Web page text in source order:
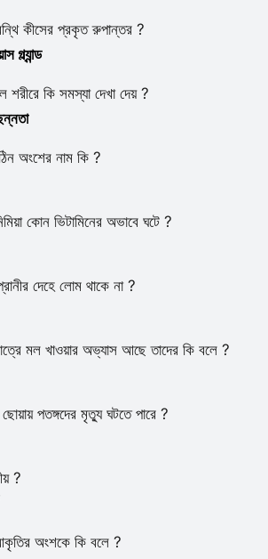
কীসের প্রকৃত রুপান্তর ?
গ্ল্যান্ড
শরীরে কি সমস্যা দেখা দেয় ?
অংশের নাম কি ?
কোন ভিটামিনের অভাবে ঘটে ?
দেহে লোম থাকে না ?
মল খাওয়ার অভ্যাস আছে তাদের কি বলে ?
পতঙ্গদের মৃত্যু ঘটতে পারে ?
?
অংশকে কি বলে ?